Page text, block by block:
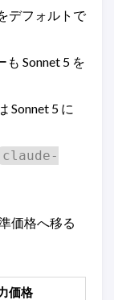
デフォルトで
Sonnet 5 を
Sonnet 5 に
claude-
価格へ移る
価格